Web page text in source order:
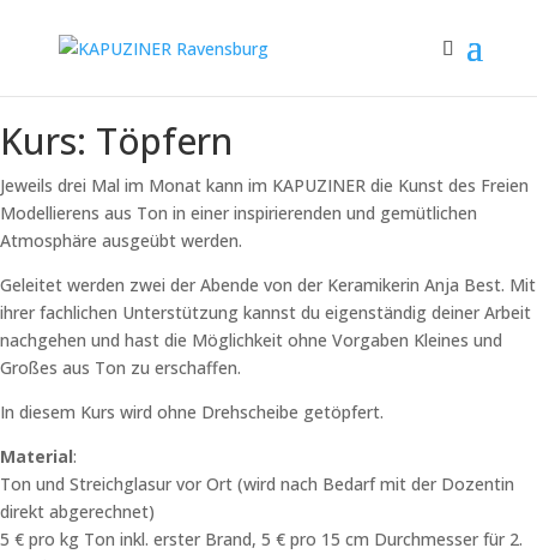
Kurs: Töpfern
Jeweils drei Mal im Monat kann im KAPUZINER die Kunst des Freien
Modellierens aus Ton in einer inspirierenden und gemütlichen
Atmosphäre ausgeübt werden.
Geleitet werden zwei der Abende von der Keramikerin Anja Best. Mit
ihrer fachlichen Unterstützung kannst du eigenständig deiner Arbeit
nachgehen und hast die Möglichkeit ohne Vorgaben Kleines und
Großes aus Ton zu erschaffen.
In diesem Kurs wird ohne Drehscheibe getöpfert.
Material:
Ton und Streichglasur vor Ort (wird nach Bedarf mit der Dozentin
direkt abgerechnet)
5 € pro kg Ton inkl. erster Brand, 5 € pro 15 cm Durchmesser für 2.